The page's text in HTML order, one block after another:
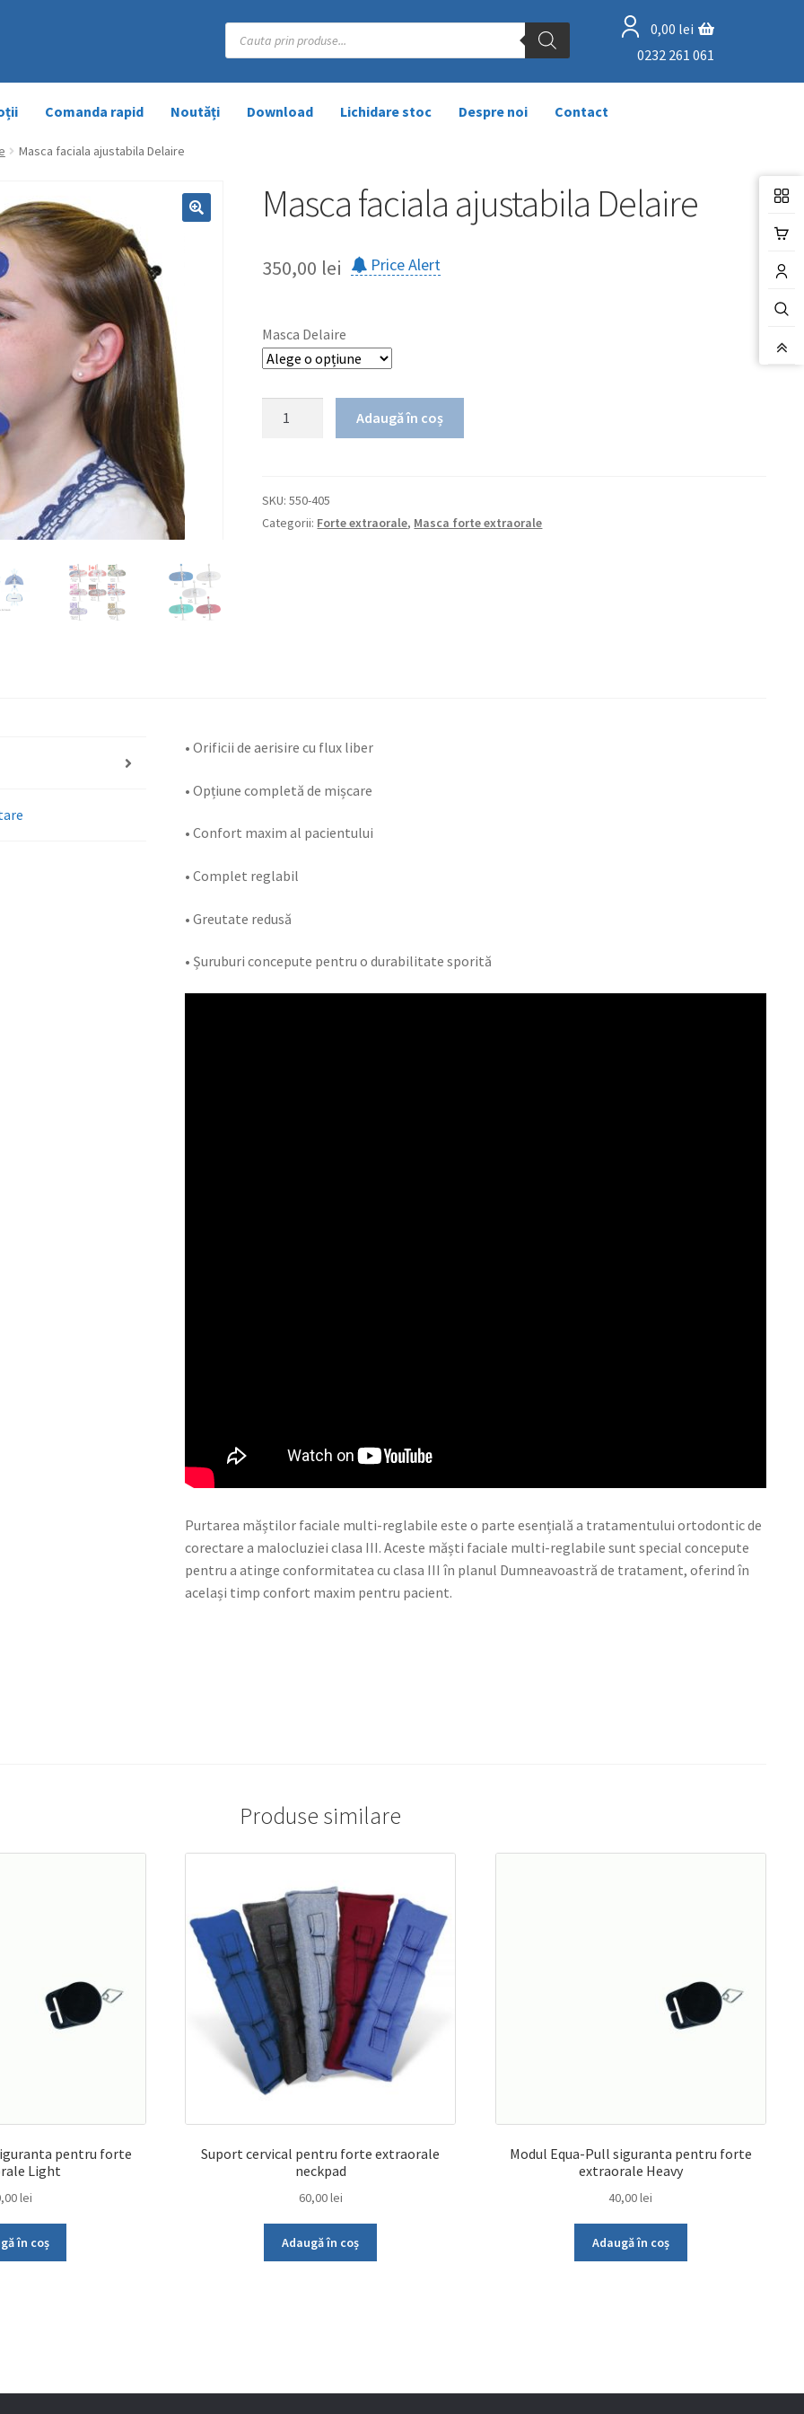
Products
search
0,00 lei
0232 261 061
Comanda rapid Noutăți Download Lichidare stoc Despre noi Contact
Masca faciala ajustabila Delaire
Masca faciala ajustabila Delaire
350,00 lei Price Alert
Masca Delaire
Delaire
Adaugă în coș
SKU:550-405
Categorii: Forte extraorale, Masca forte extraorale
• Orificii de aerisire cu flux liber
• Opțiune completă de mișcare
• Confort maxim al pacientului
• Complet reglabil
• Greutate redusă
• Șuruburi concepute pentru o durabilitate sporită
Purtarea măștilor faciale multi-reglabile este o parte esențială a tratamentului ortodontic de
corectare a malocluziei clasa III. Aceste măști faciale multi-reglabile sunt special concepute
pentru a atinge conformitatea cu clasa III în planul Dumneavoastră de tratament, oferind în
același timp confort maxim pentru pacient.
Produse similare
pentru forte
Light
lei
în coș
Suport cervical pentru forte extraorale
neckpad
60,00lei
Adaugă în coș
Modul Equa-Pull siguranta pentru forte
extraorale Heavy
40,00lei
Adaugă în coș